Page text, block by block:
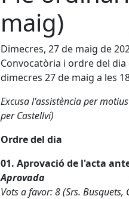
maig)
Dimecres, 27 de maig de
Convocatòria i ordre del
dimecres 27 de maig a les
Excusa l'assistència per
per Castellví)
Ordre del dia
01. Aprovació de l'acta
Aprovada
Vots a favor: 8 (Srs.